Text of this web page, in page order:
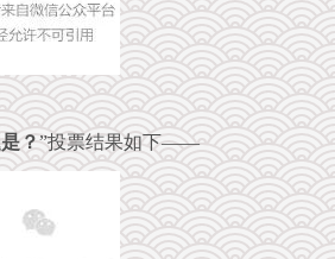
？”投票结果如下——